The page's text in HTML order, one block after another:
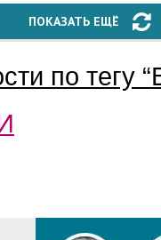
ПОКАЗАТЬ ЕЩЁ
по тегу “